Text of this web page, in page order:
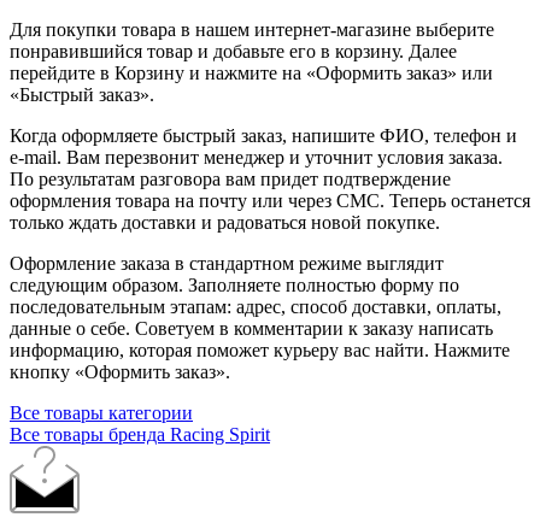
Для покупки товара в нашем интернет-магазине выберите
понравившийся товар и добавьте его в корзину. Далее
перейдите в Корзину и нажмите на «Оформить заказ» или
«Быстрый заказ».
Когда оформляете быстрый заказ, напишите ФИО, телефон и
e-mail. Вам перезвонит менеджер и уточнит условия заказа.
По результатам разговора вам придет подтверждение
оформления товара на почту или через СМС. Теперь останется
только ждать доставки и радоваться новой покупке.
Оформление заказа в стандартном режиме выглядит
следующим образом. Заполняете полностью форму по
последовательным этапам: адрес, способ доставки, оплаты,
данные о себе. Советуем в комментарии к заказу написать
информацию, которая поможет курьеру вас найти. Нажмите
кнопку «Оформить заказ».
Все товары категории
Все товары бренда Racing Spirit